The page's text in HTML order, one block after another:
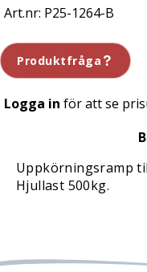
P25-1264-B
Produktfråga
Logga in för att se
Uppkörningsramp
Hjullast 500kg.